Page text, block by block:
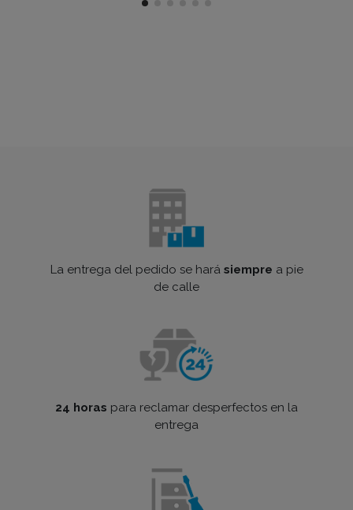
La entrega del pedido se hará siempre a pie
de calle
24 horas para reclamar desperfectos en la
entrega